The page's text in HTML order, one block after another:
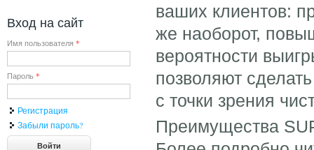
ваших клиентов:
же наоборот,
вероятности
позволяют
с точки зрения
Преимущества
Вход на сайт
Имя пользователя *
Пароль *
Регистрация
Забыли пароль?